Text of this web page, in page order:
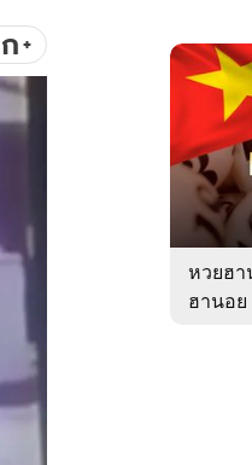
คลิป
พอดแคสต์
ดูทีวี
นิยาย
ก+
ใน
รอบ
สัปดาห์
หมวด
สังคม
หวยฮา
ฮานอ